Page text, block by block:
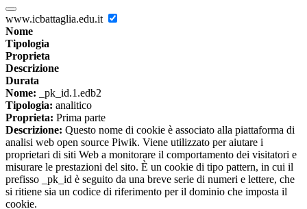
www.icbattaglia.edu.it
Nome
Tipologia
Proprieta
Descrizione
Durata
Nome: _pk_id.1.edb2
Tipologia: analitico
Proprieta: Prima parte
Descrizione: Questo nome di cookie è associato alla piattaforma di
analisi web open source Piwik. Viene utilizzato per aiutare i
proprietari di siti Web a monitorare il comportamento dei visitatori e
misurare le prestazioni del sito. È un cookie di tipo pattern, in cui il
prefisso _pk_id è seguito da una breve serie di numeri e lettere, che
si ritiene sia un codice di riferimento per il dominio che imposta il
cookie.